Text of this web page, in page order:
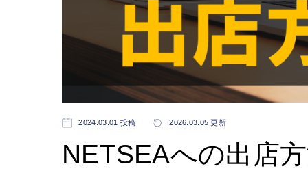
2024.03.01 投稿 2026.03.05 更新
NETSEAへの出店